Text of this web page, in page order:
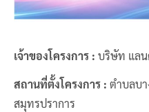
เจ้าของโครงการ : บริษัท แลน
สถานที่ตั้งโครงการ : ตำบลบา
สมุทรปราการ